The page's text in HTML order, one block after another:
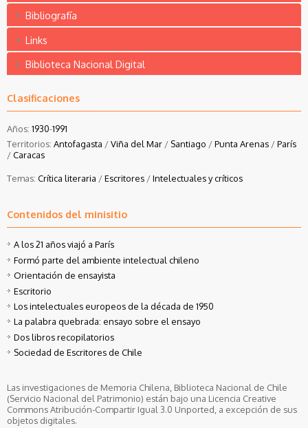
Bibliografía
Links
Biblioteca Nacional Digital
Clasificaciones
Años: 1930-1991
Territorios: Antofagasta /Viña del Mar / Santiago /Punta Arenas /París
/Caracas
Temas: Crítica literaria /Escritores /Intelectuales y críticos
Contenidos del minisitio
A los 21 años viajó a París
Formó parte del ambiente intelectual chileno
Orientación de ensayista
Escritorio
Los intelectuales europeos de la década de 1950
La palabra quebrada: ensayo sobre el ensayo
Dos libros recopilatorios
Sociedad de Escritores de Chile
Las investigaciones de Memoria Chilena, Biblioteca Nacional de Chile
(Servicio Nacional del Patrimonio) están bajo una Licencia Creative
Commons Atribución-Compartir Igual 3.0 Unported, a excepción de sus
objetos digitales.